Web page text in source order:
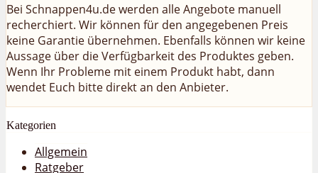
Bei Schnappen4u.de werden alle Angebote manuell
recherchiert. Wir können für den angegebenen Preis
keine Garantie übernehmen. Ebenfalls können wir keine
Aussage über die Verfügbarkeit des Produktes geben.
Wenn Ihr Probleme mit einem Produkt habt, dann
wendet Euch bitte direkt an den Anbieter.
Kategorien
Allgemein
Ratgeber